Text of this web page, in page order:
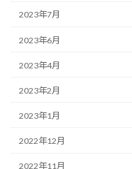
2023年7月
2023年6月
2023年4月
2023年2月
2023年1月
2022年12月
2022年11月